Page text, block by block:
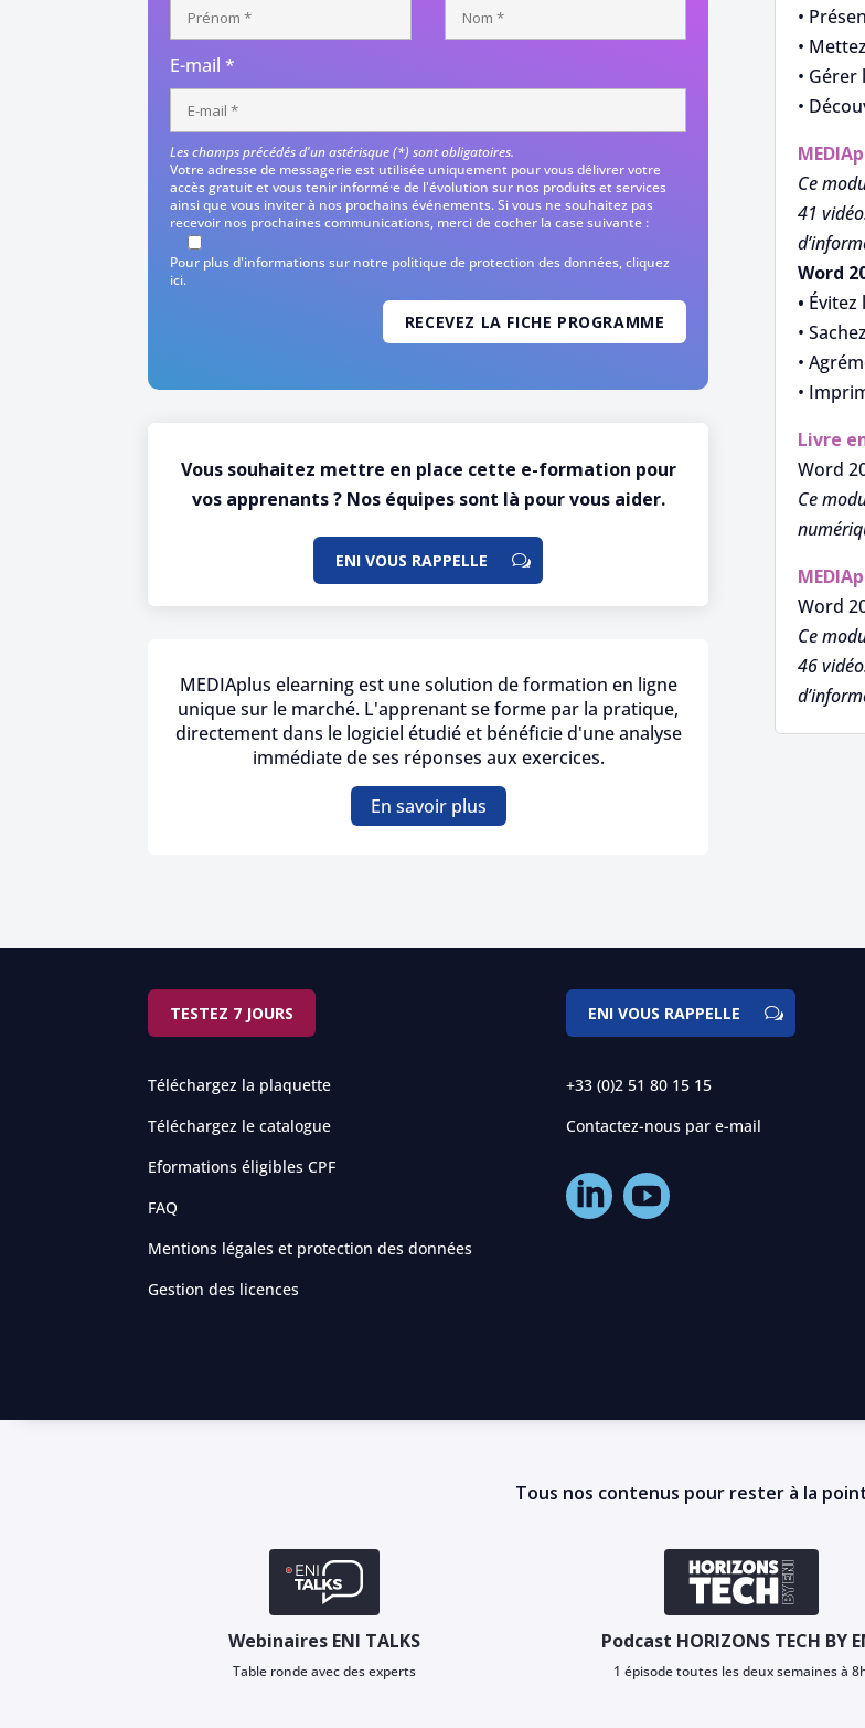
E-mail *
Les champs précédés d'un astérisque (*) sont obligatoires.
Votre adresse de messagerie est utilisée uniquement pour vous délivrer votre
accès gratuit et vous tenir informé·e de l'évolution sur nos produits et services
ainsi que vous inviter à nos prochains événements. Si vous ne souhaitez pas
recevoir nos prochaines communications, merci de cocher la case suivante :
Pour plus d'informations sur notre politique de protection des données,cliquez
ici.
Vous souhaitez mettre en place cette e-formation pour
vos apprenants ? Nos équipes sont là pour vous aider.
ENI VOUS RAPPELLE
MEDIAplus elearning est une solution de formation en ligne
unique sur le marché. L'apprenant se forme par la pratique,
directement dans le logiciel étudié et bénéficie d'une analyse
immédiate de ses réponses aux exercices.
En savoir plus
•
•
•
•
Ce
41
Word
• Évitez
•
•
•
Livre
Word
Ce
Word
Ce
46
TESTEZ 7 JOURS
Téléchargez la plaquette
Téléchargez le catalogue
Eformations éligibles CPF
FAQ
Mentions légales et protection des données
Gestion des licences
ENI VOUS RAPPELLE
+33 (0)2 51 80 15 15
Contactez-nous par e-mail
Tous nos contenus pour rester à la
Webinaires ENI TALKS
Table ronde avec des experts
Podcast HORIZONS TECH BY
1 épisode toutes les deux semaines à